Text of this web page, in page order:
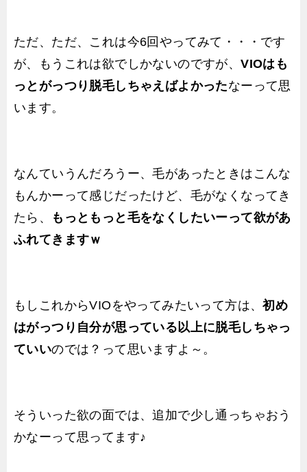
ただ、ただ、これは今6回やってみて・・・です
が、もうこれは欲でしかないのですが、VIOはも
っとがっつり脱毛しちゃえばよかったなーって思
います。
なんていうんだろうー、毛があったときはこんな
もんかーって感じだったけど、毛がなくなってき
たら、
もっともっと毛をなくしたいーって欲があ
ふれてきますｗ
もしこれからVIOをやってみたいって方は、初め
はがっつり自分が思っている以上に脱毛しちゃっ
ていいのでは？って思いますよ～。
そういった欲の面では、追加で少し通っちゃおう
かなーって思ってます♪